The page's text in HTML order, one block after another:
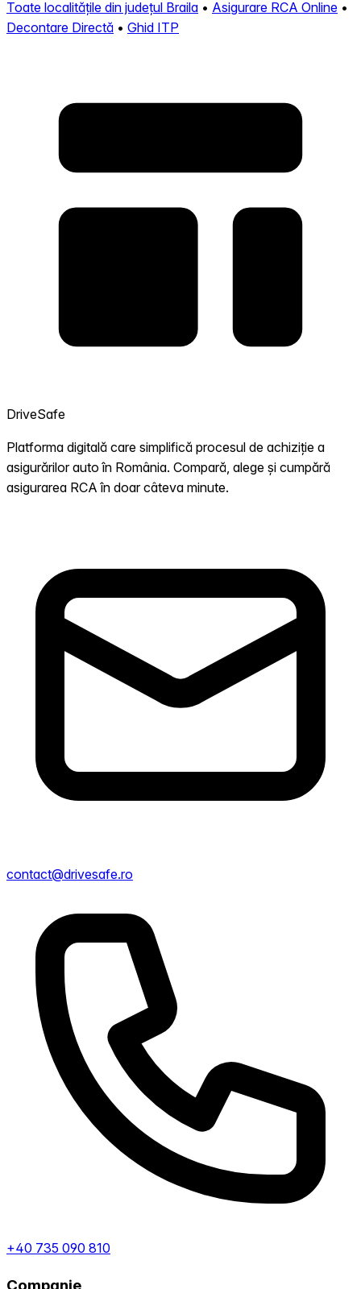
Toate localitățile din județul Braila • Asigurare RCA Online •
Decontare Directă • Ghid ITP
DriveSafe
Platforma digitală care simplifică procesul de achiziție a
asigurărilor auto în România. Compară, alege și cumpără
asigurarea RCA în doar câteva minute.
contact@drivesafe.ro
+40 735 090 810
Companie